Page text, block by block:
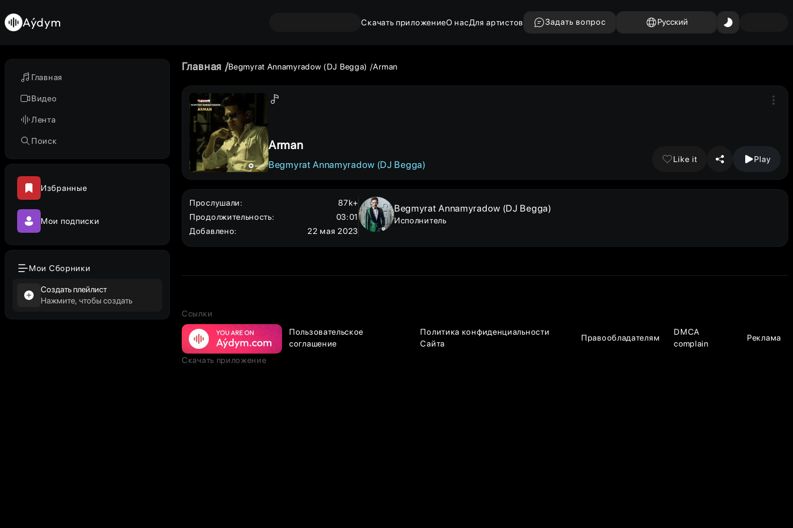
Главная
Видео
Лента
Поиск
Избранные
Мои подписки
Мои Сборники
Создать плейлист
Нажмите, чтобы создать
Aýdym Скачать приложениеО насДля артистов Задать вопрос Русский
Главная Begmyrat Annamyradow (DJ Begga) Arman
Arman
Begmyrat Annamyradow (DJ Begga)
Like it Play
Прослушали:
87k+
Продолжительность:
03:01
Добавлено: 22 мая 2023
Begmyrat Annamyradow (DJ Begga)
Исполнитель
Ссылки
Пользовательское
соглашение
Политика конфиденциальности
Сайта
Правообладателям
DMCA
complain
Реклама
Скачать приложение